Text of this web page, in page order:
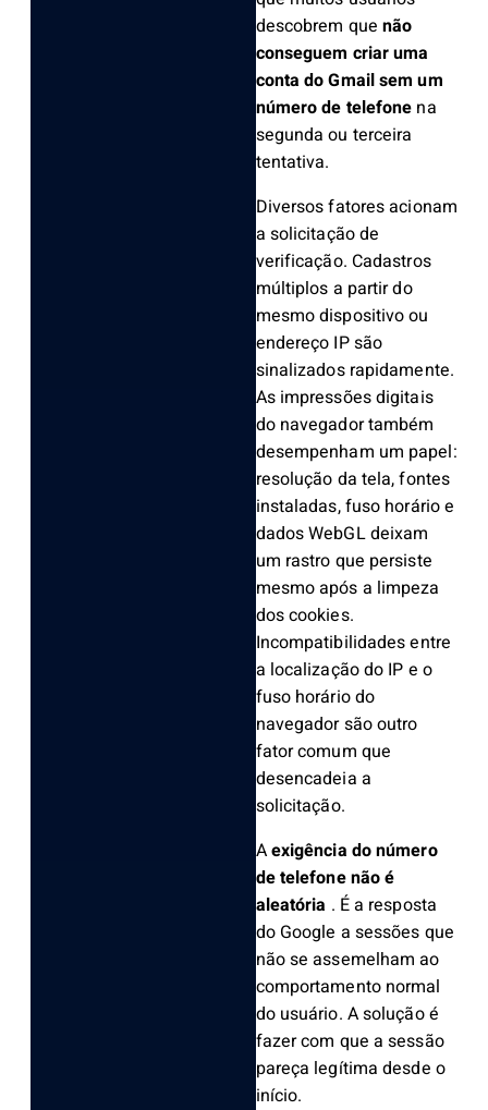
descobrem que não
conseguem criar uma
conta do Gmail sem um
número de telefone na
segunda ou terceira
tentativa.
Diversos fatores acionam
a solicitação de
verificação. Cadastros
múltiplos a partir do
mesmo dispositivo ou
endereço IP são
sinalizados rapidamente.
As impressões digitais
do navegador também
desempenham um papel:
resolução da tela, fontes
instaladas, fuso horário e
dados WebGL deixam
um rastro que persiste
mesmo após a limpeza
dos cookies.
Incompatibilidades entre
a localização do IP e o
fuso horário do
navegador são outro
fator comum que
desencadeia a
solicitação.
Aexigência do número
de telefone não é
aleatória . É a resposta
do Google a sessões que
não se assemelham ao
comportamento normal
do usuário. A solução é
fazer com que a sessão
pareça legítima desde o
início.